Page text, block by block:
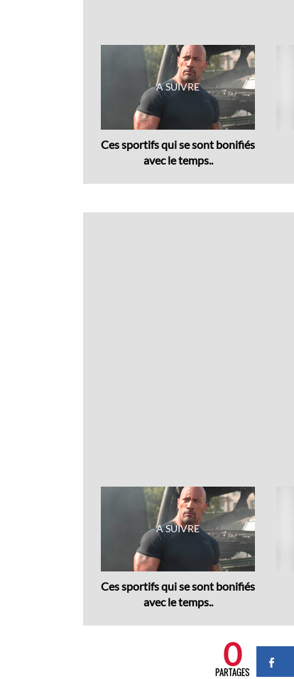
Ces sportifs qui se sont bonifiés
avec le temps..
Ces sportifs qui se sont bonifiés
avec le temps..
0
PARTAGES